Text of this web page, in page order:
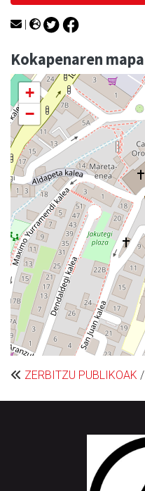
|
Kokapenaren mapa
+
−
ZERBITZU PUBLIKOAK /